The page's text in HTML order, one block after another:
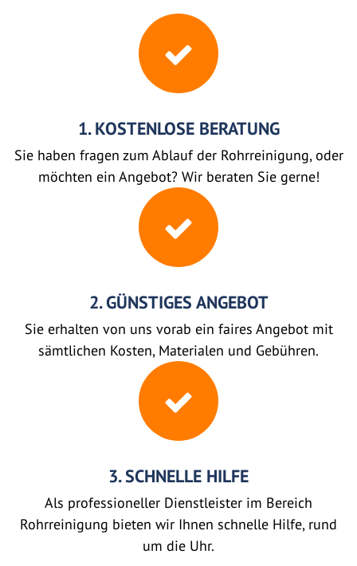
1. KOSTENLOSE BERATUNG
Sie haben fragen zum Ablauf der Rohrreinigung, oder
möchten ein Angebot? Wir beraten Sie gerne!
2. GÜNSTIGES ANGEBOT
Sie erhalten von uns vorab ein faires Angebot mit
sämtlichen Kosten, Materialen und Gebühren.
3. SCHNELLE HILFE
Als professioneller Dienstleister im Bereich
Rohrreinigung bieten wir Ihnen schnelle Hilfe, rund
um die Uhr.